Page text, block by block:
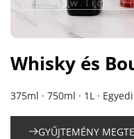
Whisky és
375ml · 750ml · 1L ·
GYŰJTEMÉNY